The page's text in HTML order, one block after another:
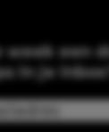
week een
in je